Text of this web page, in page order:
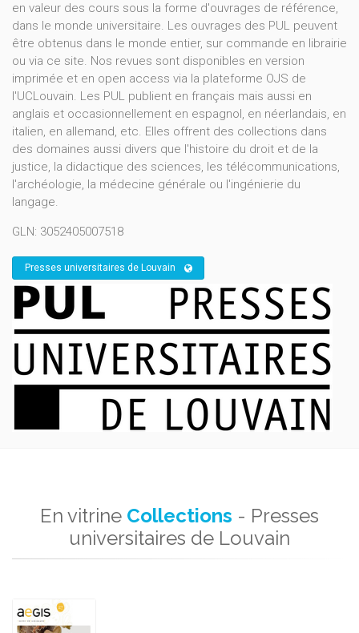
en valeur des cours sous la forme d'ouvrages de référence,
dans le monde universitaire. Les ouvrages des PUL peuvent
être obtenus dans le monde entier, sur commande en librairie
ou via ce site. Nos revues sont disponibles en version
imprimée et en open access via la plateforme OJS de
l'UCLouvain. Les PUL publient en français mais aussi en
anglais et occasionnellement en espagnol, en néerlandais, en
italien, en allemand, etc. Elles offrent des collections dans
des domaines aussi divers que l'histoire du droit et de la
justice, la didactique des sciences, les télécommunications,
l'archéologie, la médecine générale ou l'ingénierie du
langage.
GLN: 3052405007518
Presses universitaires de Louvain
En vitrine Collections - Presses
universitaires de Louvain